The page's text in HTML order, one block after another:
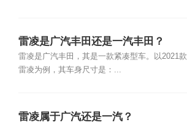
雷凌是广汽丰田还是一汽丰田？
雷凌是广汽丰田，其是一款紧凑型车。以2021款
雷凌为例，其车身尺寸是：...
雷凌属于广汽还是一汽？